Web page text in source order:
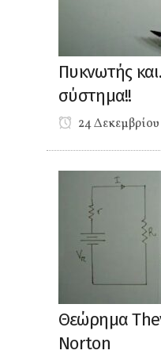
Πυκνωτής
σύστημα!!
24
Θεώρημα
Norton